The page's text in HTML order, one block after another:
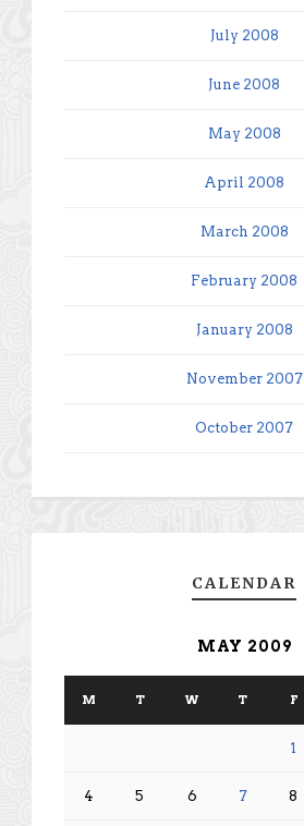
July 2008
June 2008
May 2008
April 2008
March 2008
February 2008
January 2008
November 2007
October 2007
CALENDAR
MAY 2009
M T W T F
1
4 5 6 7 8